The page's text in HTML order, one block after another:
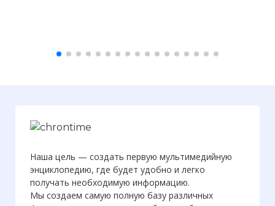
Наша цель — создать первую мультимедийную
энциклопедию, где будет удобно и легко
получать необходимую информацию.
Мы создаем самую полную базу различных